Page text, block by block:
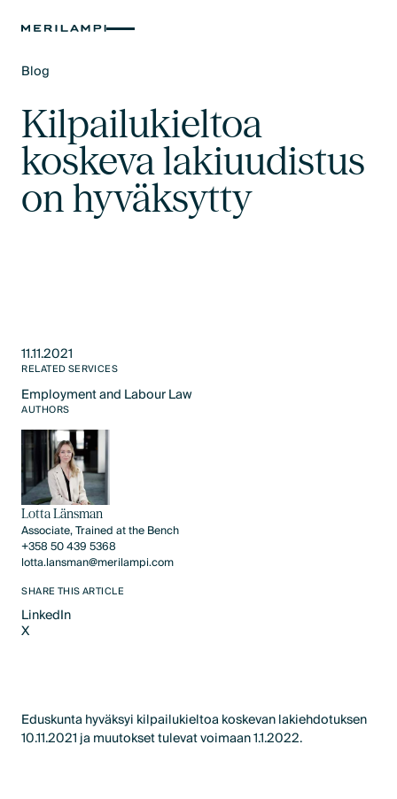
Blog
Kilpailukieltoa
koskeva lakiuudistus
on hyväksytty
11.11.2021
RELATED SERVICES
Employment and Labour Law​
Text Link
AUTHORS
Lotta Länsman
Associate, Trained at the Bench
+358 50 439 5368
lotta.lansman@merilampi.com
SHARE THIS ARTICLE
LinkedIn
LinkedIn
X
Eduskunta hyväksyi kilpailukieltoa koskevan lakiehdotuksen
10.11.2021 ja muutokset tulevat voimaan 1.1.2022.